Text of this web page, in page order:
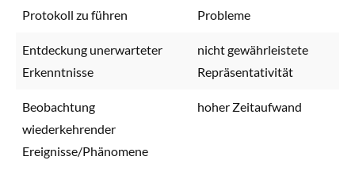
Protokoll zu führen Probleme
Entdeckung unerwarteter
Erkenntnisse
nicht gewährleistete
Repräsentativität
Beobachtung
wiederkehrender
Ereignisse/Phänomene
hoher Zeitaufwand